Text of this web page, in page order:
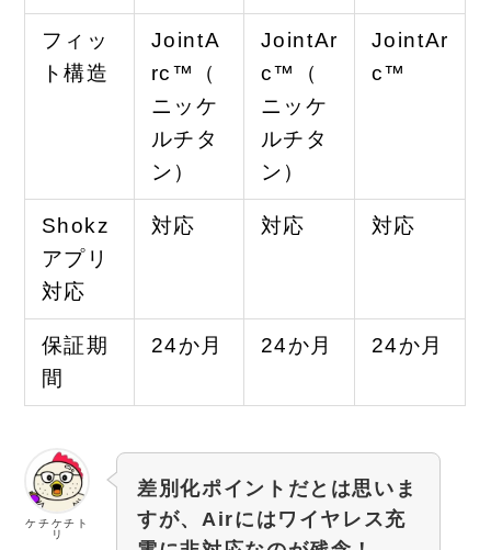
フィッ
ト構造
JointA
rc™（
ニッケ
ルチタ
ン）
JointAr
c™（
ニッケ
ルチタ
ン）
JointAr
c™
Shokz
アプリ
対応
対応 対応 対応
保証期
間
24か月 24か月 24か月
ケチケチト
リ
差別化ポイントだとは思いま
すが、Airにはワイヤレス充